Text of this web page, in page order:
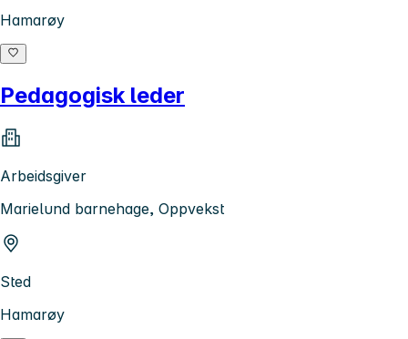
Hamarøy
Pedagogisk leder
Arbeidsgiver
Marielund barnehage, Oppvekst
Sted
Hamarøy